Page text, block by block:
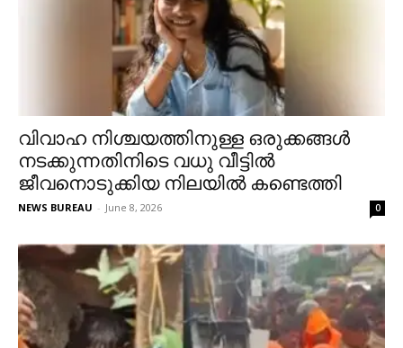
വിവാഹ നിശ്ചയത്തിനുള്ള ഒരുക്കങ്ങള്‍
നടക്കുന്നതിനിടെ വധു വീട്ടില്‍
ജീവനൊടുക്കിയ നിലയില്‍ കണ്ടെത്തി
NEWS BUREAU - June 8, 2026 0